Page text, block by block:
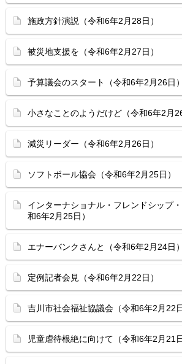
施政方針演説（令和6年2月28日）
被災地支援を（令和6年2月27日）
予算議会のスタート（令和6年2月26日）
小さなことのようだけど（令和6年2月26
減災リーダー（令和6年2月26日）
ソフトボール協会（令和6年2月25日）
インターナショナル・フレンドシップ
和6年2月25日）
エナーバンクさんと（令和6年2月24日）
定例記者会見（令和6年2月22日）
吉川市社会福祉協議会（令和6年2月22日
児童虐待根絶に向けて（令和6年2月21日